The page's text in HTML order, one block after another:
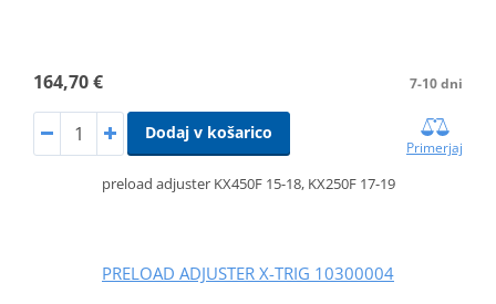
164,70 € 7-10 dni
Dodaj v košarico
Primerjaj
preload adjuster KX450F 15-18, KX250F 17-19
PRELOAD ADJUSTER X-TRIG 10300004